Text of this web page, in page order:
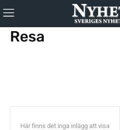
Resa
Här finns det inga inlägg att visa